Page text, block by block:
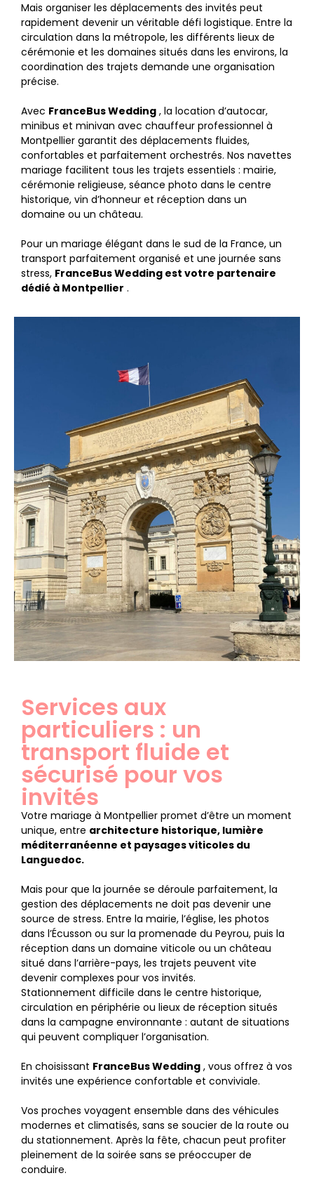
Mais organiser les déplacements des invités peut
rapidement devenir un véritable défi logistique. Entre la
circulation dans la métropole, les différents lieux de
cérémonie et les domaines situés dans les environs, la
coordination des trajets demande une organisation
précise.
Avec FranceBus Wedding , la location d’autocar,
minibus et minivan avec chauffeur professionnel à
Montpellier garantit des déplacements fluides,
confortables et parfaitement orchestrés. Nos navettes
mariage facilitent tous les trajets essentiels : mairie,
cérémonie religieuse, séance photo dans le centre
historique, vin d’honneur et réception dans un
domaine ou un château.
Pour un mariage élégant dans le sud de la France, un
transport parfaitement organisé et une journée sans
stress, FranceBus Wedding est votre partenaire
dédié à Montpellier .
Services aux
particuliers : un
transport fluide et
sécurisé pour vos
invités
Votre mariage à Montpellier promet d’être un moment
unique, entre architecture historique, lumière
méditerranéenne et paysages viticoles du
Languedoc.
Mais pour que la journée se déroule parfaitement, la
gestion des déplacements ne doit pas devenir une
source de stress. Entre la mairie, l’église, les photos
dans l’Écusson ou sur la promenade du Peyrou, puis la
réception dans un domaine viticole ou un château
situé dans l’arrière-pays, les trajets peuvent vite
devenir complexes pour vos invités.
Stationnement difficile dans le centre historique,
circulation en périphérie ou lieux de réception situés
dans la campagne environnante : autant de situations
qui peuvent compliquer l’organisation.
En choisissant FranceBus Wedding , vous offrez à vos
invités une expérience confortable et conviviale.
Vos proches voyagent ensemble dans des véhicules
modernes et climatisés, sans se soucier de la route ou
du stationnement. Après la fête, chacun peut profiter
pleinement de la soirée sans se préoccuper de
conduire.